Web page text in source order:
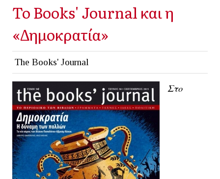
Το Books' Journal και η
«Δημοκρατία»
The Books' Journal
Στο